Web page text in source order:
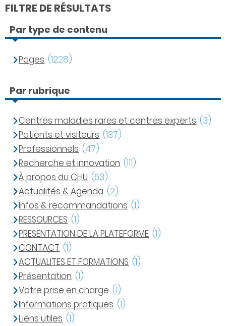
FILTRE DE RÉSULTATS
Par type de contenu
Pages (1228)
Par rubrique
Centres maladies rares et centres experts (3)
Patients et visiteurs (137)
Professionnels (47)
Recherche et innovation (111)
À propos du CHU (63)
Actualités & Agenda (2)
Infos & recommandations (1)
RESSOURCES (1)
PRESENTATION DE LA PLATEFORME (1)
CONTACT (1)
ACTUALITES ET FORMATIONS (1)
Présentation (1)
Votre prise en charge (1)
Informations pratiques (1)
Liens utiles (1)